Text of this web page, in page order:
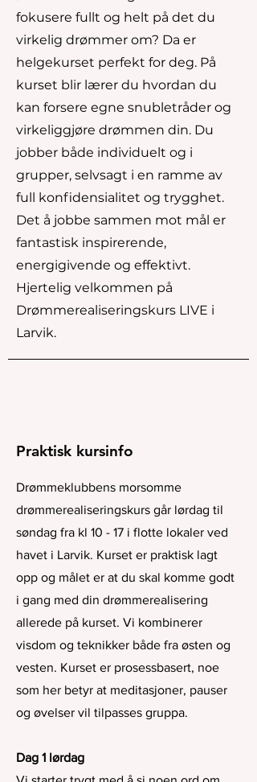
fokusere fullt og helt på det du
virkelig drømmer om? Da er
helgekurset perfekt for deg. På
kurset blir lærer du hvordan du
kan forsere egne snubletråder og
virkeliggjøre drømmen din. Du
jobber både individuelt og i
grupper, selvsagt i en ramme av
full konfidensialitet og trygghet.
Det å jobbe sammen mot mål er
fantastisk inspirerende,
energigivende og effektivt.
Hjertelig velkommen på
Drømmerealiseringskurs LIVE i
Larvik.
Praktisk kursinfo
Drømmeklubbens morsomme
drømmerealiseringskurs går lørdag til
søndag fra kl 10 - 17 i flotte lokaler ved
havet i Larvik. Kurset er praktisk lagt
opp og målet er at du skal komme godt
i gang med din drømmerealisering
allerede på kurset. Vi kombinerer
visdom og teknikker både fra østen og
vesten. Kurset er prosessbasert, noe
som her betyr at meditasjoner, pauser
og øvelser vil tilpasses gruppa.
Dag 1 lørdag